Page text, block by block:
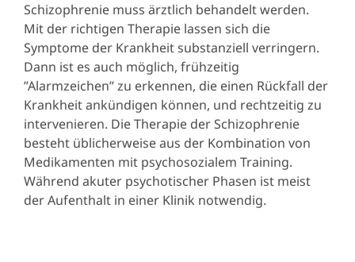
Schizophrenie muss ärztlich behandelt werden.
Mit der richtigen Therapie lassen sich die
Symptome der Krankheit substanziell verringern.
Dann ist es auch möglich, frühzeitig
”Alarmzeichen” zu erkennen, die einen Rückfall der
Krankheit ankündigen können, und rechtzeitig zu
intervenieren. Die Therapie der Schizophrenie
besteht üblicherweise aus der Kombination von
Medikamenten mit psychosozialem Training.
Während akuter psychotischer Phasen ist meist
der Aufenthalt in einer Klinik notwendig.